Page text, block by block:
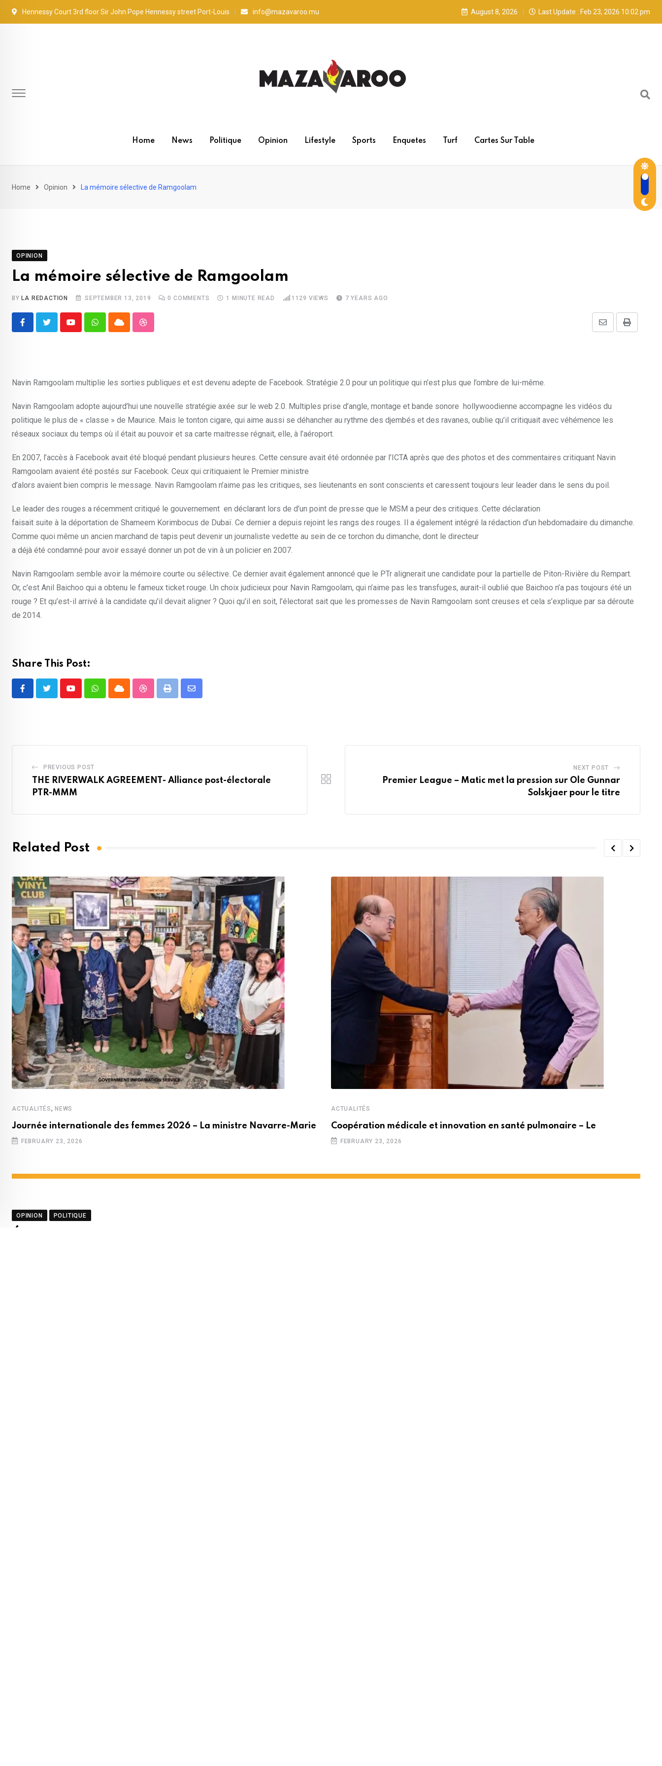
Skip
Hennessy Court 3rd floor Sir John Pope Hennessy street Port-Louis info@mazavaroo.mu August 8, 2026 Last Update : Feb 23, 2026 10:02 pm
Home News Politique Opinion Lifestyle Sports Enquetes Turf Cartes Sur Table
Home Opinion La mémoire sélective de Ramgoolam
OPINION
La mémoire sélective de Ramgoolam
BY LA REDACTION SEPTEMBER 13, 2019 0 COMMENTS 1 MINUTE READ 1129 VIEWS 7 YEARS AGO
YoutubeWhatsappCloud StumbleUpon Print
Share
Navin Ramgoolam multiplie les sorties publiques et est devenu adepte de Facebook. Stratégie 2.0 pour un politique qui n’est plus que l’ombre de lui-même.
Navin Ramgoolam adopte aujourd’hui une nouvelle stratégie axée sur le web 2.0. Multiples prise d’angle, montage et bande sonore hollywoodienne accompagne les vidéos du
politique le plus de « classe » de Maurice. Mais le tonton cigare, qui aime aussi se déhancher au rythme des djembés et des ravanes, oublie qu’il critiquait avec véhémence les
réseaux sociaux du temps où il était au pouvoir et sa carte maitresse régnait, elle, à l’aéroport.
En 2007, l’accès à Facebook avait été bloqué pendant plusieurs heures. Cette censure avait été ordonnée par l’ICTA après que des photos et des commentaires critiquant Navin
Ramgoolam avaient été postés sur Facebook. Ceux qui critiquaient le Premier ministre
d’alors avaient bien compris le message. Navin Ramgoolam n’aime pas les critiques, ses lieutenants en sont conscients et caressent toujours leur leader dans le sens du poil.
Le leader des rouges a récemment critiqué le gouvernement en déclarant lors de d’un point de presse que le MSM a peur des critiques. Cette déclaration
faisait suite à la déportation de Shameem Korimbocus de Dubaï. Ce dernier a depuis rejoint les rangs des rouges. Il a également intégré la rédaction d’un hebdomadaire du dimanche.
Comme quoi même un ancien marchand de tapis peut devenir un journaliste vedette au sein de ce torchon du dimanche, dont le directeur
a déjà été condamné pour avoir essayé donner un pot de vin à un policier en 2007.
Navin Ramgoolam semble avoir la mémoire courte ou sélective. Ce dernier avait également annoncé que le PTr alignerait une candidate pour la partielle de Piton-Rivière du Rempart.
Or, c’est Anil Baichoo qui a obtenu le fameux ticket rouge. Un choix judicieux pour Navin Ramgoolam, qui n’aime pas les transfuges, aurait-il oublié que Baichoo n’a pas toujours été un
rouge ? Et qu’est-il arrivé à la candidate qu’il devait aligner ? Quoi qu’il en soit, l’électorat sait que les promesses de Navin Ramgoolam sont creuses et cela s’explique par sa déroute
de 2014.
Share This Post:
YoutubeWhatsappCloud StumbleUpon
Print
Share
PREVIOUS POST
THE RIVERWALK AGREEMENT- Alliance post-électorale
PTR-MMM
NEXT POST
Premier League – Matic met la pression sur Ole Gunnar
Solskjaer pour le titre
Related Post
ACTUALITÉS, NEWS
Journée internationale des femmes 2026 – La ministre Navarre-Marie
FEBRUARY 23, 2026
ACTUALITÉS
Coopération médicale et innovation en santé pulmonaire – Le
FEBRUARY 23, 2026
OPINION POLITIQUE